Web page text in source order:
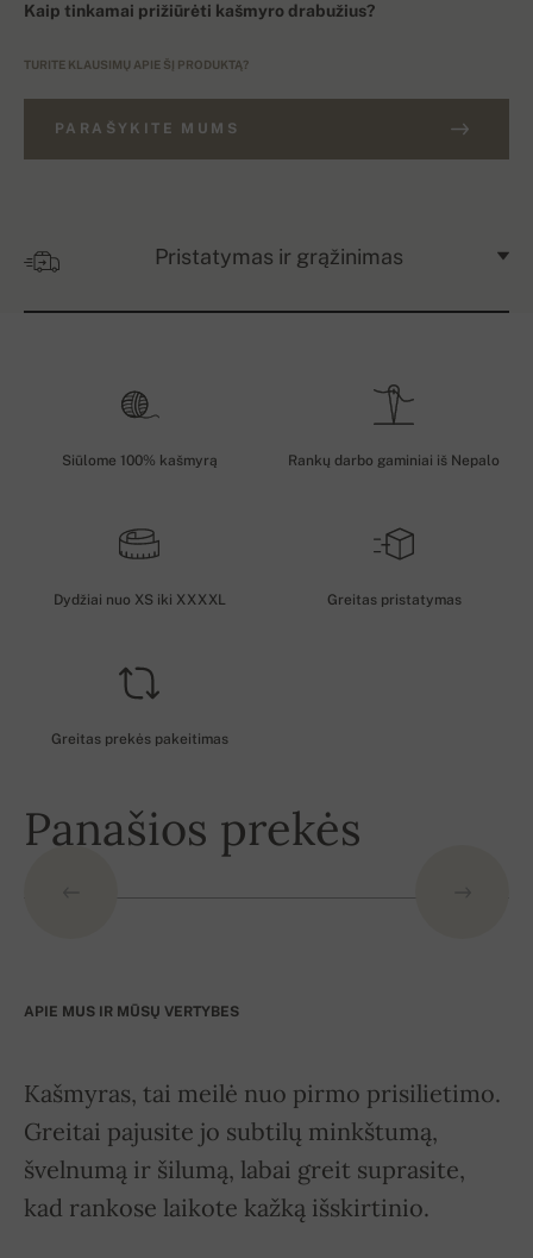
Kaip tinkamai prižiūrėti kašmyro drabužius?
TURITE KLAUSIMŲ APIE ŠĮ PRODUKTĄ?
PARAŠYKITE MUMS
Pristatymas ir grąžinimas
Siūlome 100% kašmyrą Rankų darbo gaminiai iš Nepalo
Dydžiai nuo XS iki XXXXL Greitas pristatymas
Greitas prekės pakeitimas
Panašios prekės
APIE MUS IR MŪSŲ VERTYBES
Kašmyras, tai meilė nuo pirmo prisilietimo.
Greitai pajusite jo subtilų minkštumą,
švelnumą ir šilumą, labai greit suprasite,
kad rankose laikote kažką išskirtinio.